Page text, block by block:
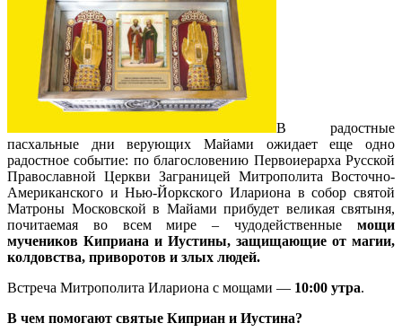
В радостные
пасхальные дни верующих Майами ожидает еще одно
радостное событие: по благословению Первоиерарха Русской
Православной Церкви Заграницей Митрополита Восточно-
Американского и Нью-Йоркского Илариона в собор святой
Матроны Московской в Майами прибудет великая святыня,
почитаемая во всем мире – чудодейственные мощи
мучеников Киприана и Иустины, защищающие от магии,
колдовства, приворотов и злых людей.
Встреча Митрополита Илариона с мощами — 10:00 утра.
В чем помогают святые Киприан и Иустина?